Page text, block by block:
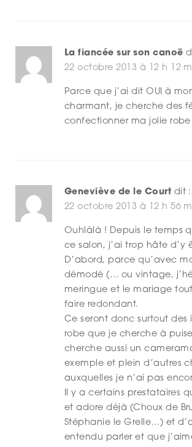
La fiancée sur son canoë
22 octobre 2013 à 12 h 12
Parce que j’ai dit OUI à
charmant, je cherche des
confectionner ma jolie robe
Geneviève de le Court dit :
22 octobre 2013 à 12 h 56
Ouhlàlà ! Depuis le temps
ce salon, j’ai trop hâte d’y
D’abord, parce qu’avec
démodé (… ou vintage,
meringue et le mariage
faire redondant.
Ce seront donc surtout des
robe que je cherche à
cherche aussi un
exemple et plein d’autres
auxquelles je n’ai pas
Il y a certains prestataires
et adore déjà (Choux de
Stéphanie le Grelle…) et
entendu parler et que